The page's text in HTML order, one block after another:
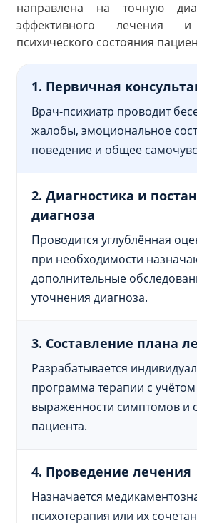
направлена на точную
эффективного лечения и
психического состояния
1. Первичная
Врач-психиатр проводит
жалобы, эмоциональное
поведение и общее
2. Диагностика и
диагноза
Проводится углублённая
при необходимости
дополнительные
уточнения диагноза.
3. Составление плана
Разрабатывается
программа терапии с учётом
выраженности симптомов и
пациента.
4. Проведение лечения
Назначается
психотерапия или их